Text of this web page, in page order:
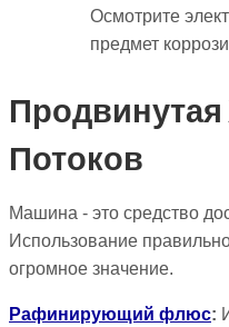
Осмотрите
предмет
Потоков
Машина - это средство
Использование
огромное значение.
Рафинирующий флюс: